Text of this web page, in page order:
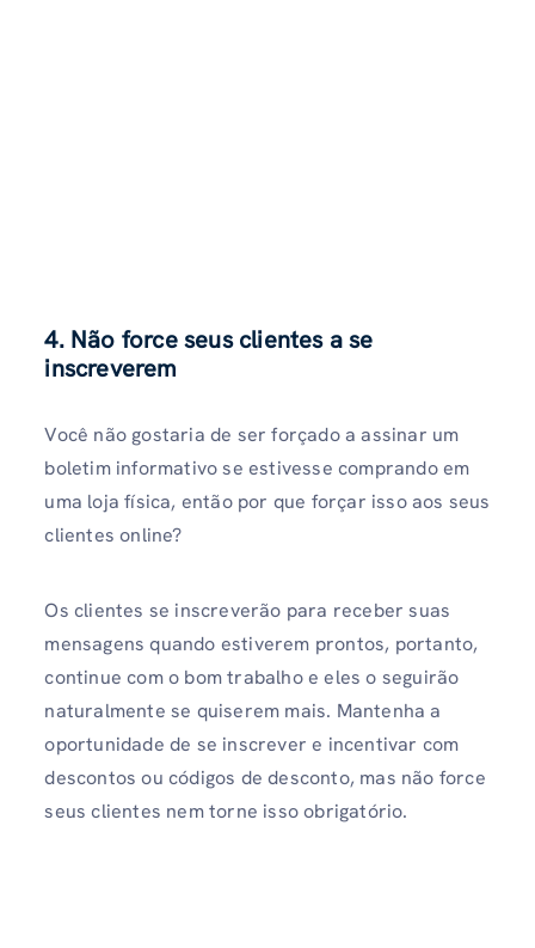
4. Não force seus clientes a se
inscreverem
Você não gostaria de ser forçado a assinar um
boletim informativo se estivesse comprando em
uma loja física, então por que forçar isso aos seus
clientes online?
Os clientes se inscreverão para receber suas
mensagens quando estiverem prontos, portanto,
continue com o bom trabalho e eles o seguirão
naturalmente se quiserem mais. Mantenha a
oportunidade de se inscrever e incentivar com
descontos ou códigos de desconto, mas não force
seus clientes nem torne isso obrigatório.